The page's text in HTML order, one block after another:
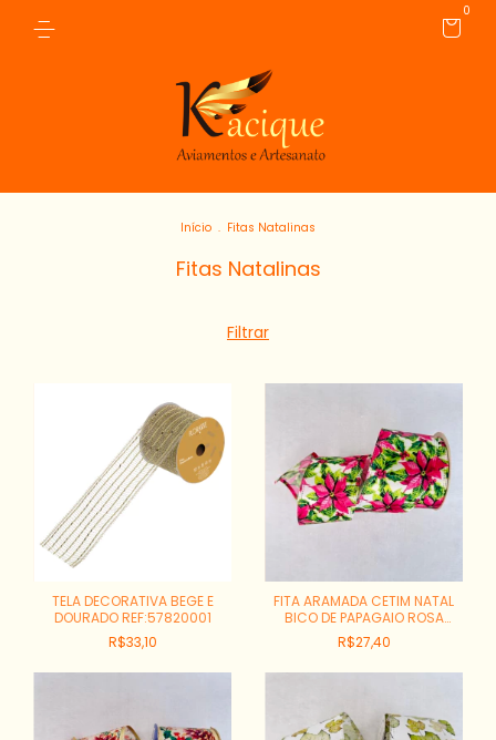
0
Início . Fitas Natalinas
Fitas Natalinas
Filtrar
TELA DECORATIVA BEGE E
DOURADO REF:57820001
R$33,10
FITA ARAMADA CETIM NATAL
BICO DE PAPAGAIO ROSA
FUNDO CREME REF:5842-1106
R$27,40